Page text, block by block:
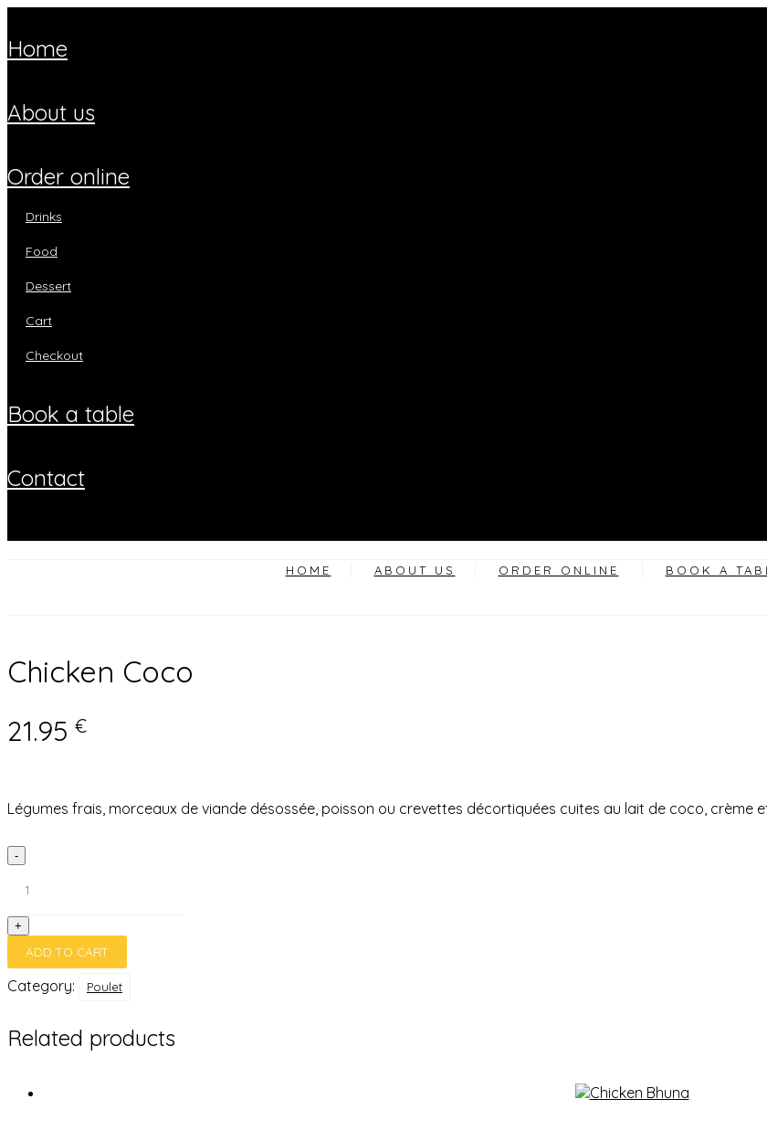
home
about us
order online
drinks
food
dessert
cart
checkout
book a table
contact
HOME ABOUT US ORDER ONLINE BOOK A
Chicken Coco
21.95 €
Légumes frais, morceaux de viande désossée, poisson ou crevettes décortiquées cuites au lait de coco, crème
Chicken
quantity
-
+
ADD TO CART
Category: Poulet
Related products